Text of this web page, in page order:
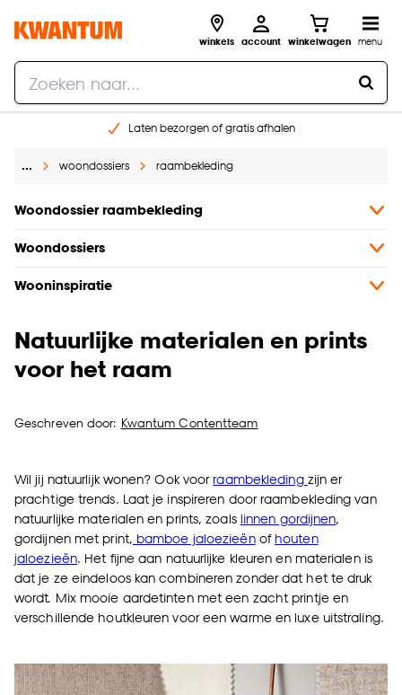
winkels account winkelwagen menu
Laten bezorgen of gratis afhalen
Gratis raam advies en opmeten aan huis
… woondossiers raambekleding
Woondossier raambekleding
Woondossiers
Wooninspiratie
Natuurlijke materialen en prints
voor het raam
Geschreven door: Kwantum Contentteam
Wil jij natuurlijk wonen? Ook voorraambekleding zijn er
prachtige trends. Laat je inspireren door raambekleding van
natuurlijke materialen en prints, zoals linnen gordijnen,
gordijnen met print, bamboe jaloezieënofhouten
jaloezieën. Het fijne aan natuurlijke kleuren en materialen is
dat je ze eindeloos kan combineren zonder dat het te druk
wordt. Mix mooie aardetinten met een zacht printje en
verschillende houtkleuren voor een warme en luxe uitstraling.